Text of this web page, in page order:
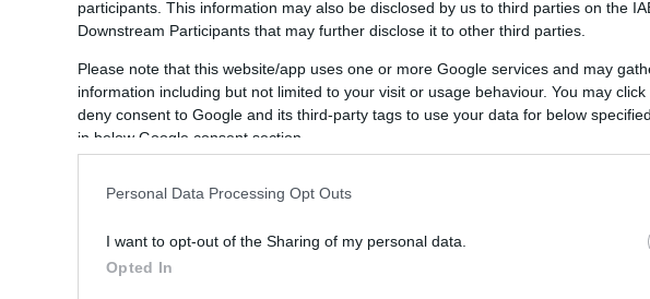
participants. This information may also be disclosed by us to third parties on the
Downstream Participants that may further disclose it to other third parties.
Please note that this website/app uses one or more Google services and may
information including but not limited to your visit or usage behaviour. You may
deny consent to Google and its third-party tags to use your data for below
in below Google consent section.
Personal Data Processing Opt Outs
I want to opt-out of the Sharing of my personal data.
Opted In
OLDALAK
profi
t.co/JtlsNBM
Az internetes marketing nagyszerű! Használja
érdekében! (1)Az önbizalom építése egyszerű
módon(1)Az online vásárlás kezelésének
kitalálása(1)A Bestbyte cikk marketing tippjei
(1)A cikk marketingje és számos előnye az Ön
sikeres internetes marketing kulcsa
az online pénzmegtakarításhoz
használata – útmutató kezdőknek